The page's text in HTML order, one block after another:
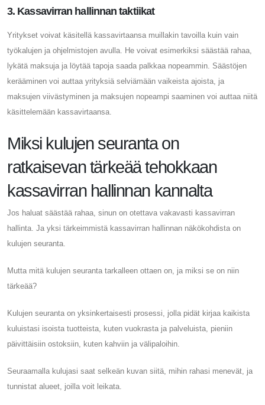
3. Kassavirran hallinnan taktiikat
Yritykset voivat käsitellä kassavirtaansa muillakin tavoilla kuin vain
työkalujen ja ohjelmistojen avulla. He voivat esimerkiksi säästää rahaa,
lykätä maksuja ja löytää tapoja saada palkkaa nopeammin. Säästöjen
kerääminen voi auttaa yrityksiä selviämään vaikeista ajoista, ja
maksujen viivästyminen ja maksujen nopeampi saaminen voi auttaa niitä
käsittelemään kassavirtaansa.
Miksi kulujen seuranta on
ratkaisevan tärkeää tehokkaan
kassavirran hallinnan kannalta
Jos haluat säästää rahaa, sinun on otettava vakavasti kassavirran
hallinta. Ja yksi tärkeimmistä kassavirran hallinnan näkökohdista on
kulujen seuranta.
Mutta mitä kulujen seuranta tarkalleen ottaen on, ja miksi se on niin
tärkeää?
Kulujen seuranta on yksinkertaisesti prosessi, jolla pidät kirjaa kaikista
kuluistasi isoista tuotteista, kuten vuokrasta ja palveluista, pieniin
päivittäisiin ostoksiin, kuten kahviin ja välipaloihin.
Seuraamalla kulujasi saat selkeän kuvan siitä, mihin rahasi menevät, ja
tunnistat alueet, joilla voit leikata.